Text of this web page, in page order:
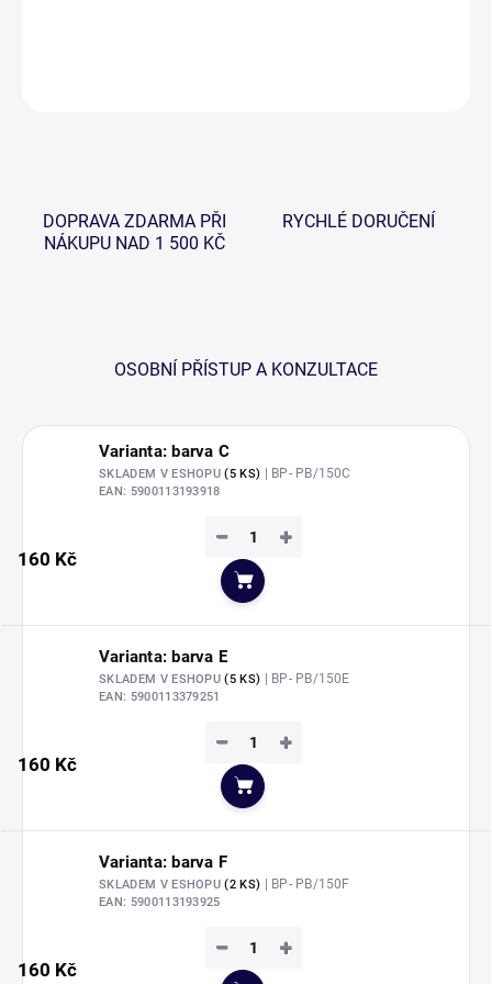
DOPRAVA ZDARMA PŘI
NÁKUPU NAD 1 500 KČ
RYCHLÉ DORUČENÍ
OSOBNÍ PŘÍSTUP A KONZULTACE
Varianta: barva C
SKLADEM V ESHOPU(5 KS) | BP- PB/150C
EAN: 5900113193918
160 Kč
+
−
Do košíku
Varianta: barva E
SKLADEM V ESHOPU(5 KS) | BP- PB/150E
EAN: 5900113379251
160 Kč
+
−
Do košíku
Varianta: barva F
SKLADEM V ESHOPU(2 KS) | BP- PB/150F
EAN: 5900113193925
160 Kč
+
−